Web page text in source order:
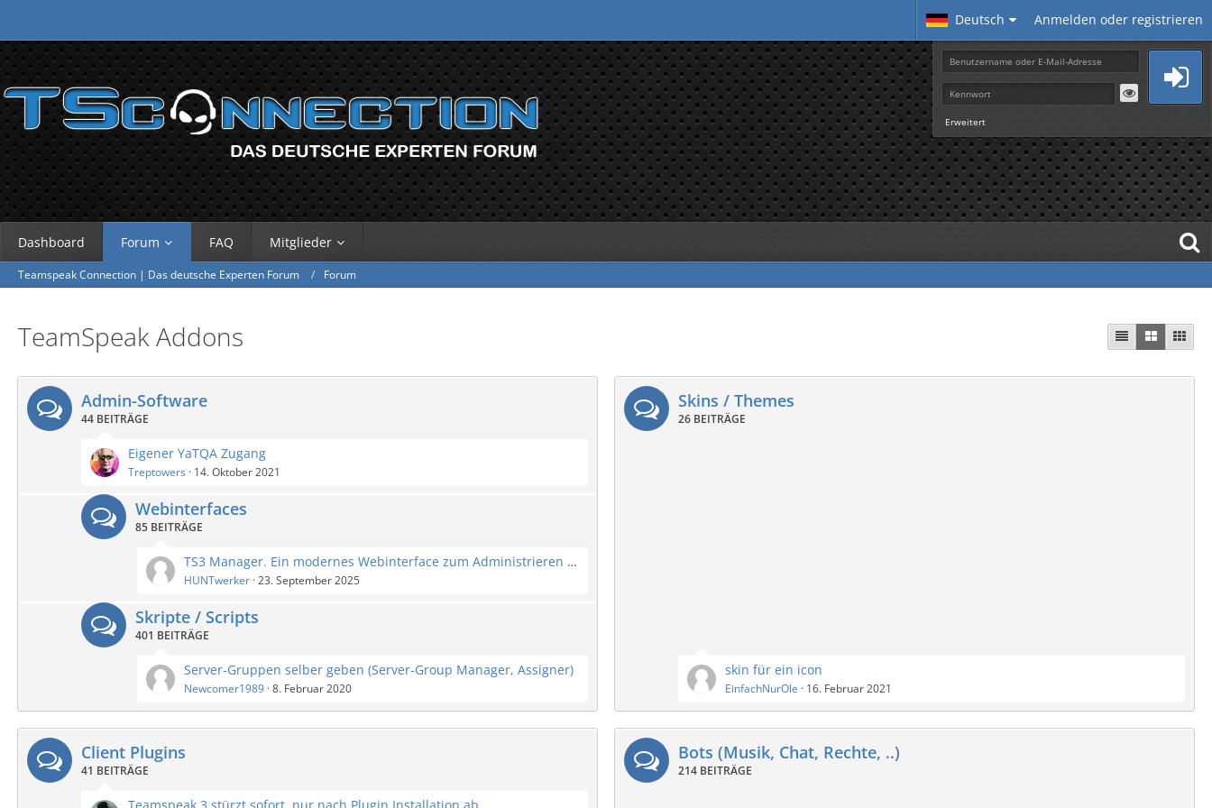
Deutsch Anmelden oder registrieren
Erweitert
Dashboard Forum FAQ Mitglieder
Teamspeak Connection | Das deutsche Experten Forum Forum
TeamSpeak Addons
Admin-Software
44 BEITRÄGE
Eigener YaTQA Zugang
Treptowers 14. Oktober 2021
Webinterfaces
85 BEITRÄGE
TS3 Manager. Ein modernes Webinterface zum Administrieren von Teamspeak 3 Servern.
HUNTwerker 23. September 2025
Skripte / Scripts
401 BEITRÄGE
Server-Gruppen selber geben (Server-Group Manager, Assigner)
Newcomer1989 8. Februar 2020
Skins / Themes
26 BEITRÄGE
skin für ein icon
EinfachNurOle 16. Februar 2021
Client Plugins
41 BEITRÄGE
Bots (Musik, Chat, Rechte, ..)
214 BEITRÄGE